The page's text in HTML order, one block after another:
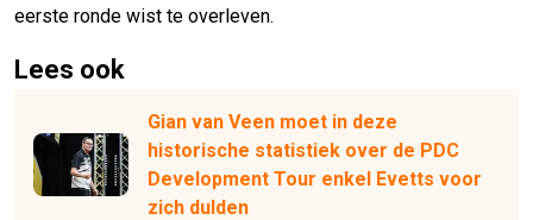
eerste ronde wist te overleven.
Lees ook
Gian van Veen moet in deze
historische statistiek over de PDC
Development Tour enkel Evetts voor
zich dulden